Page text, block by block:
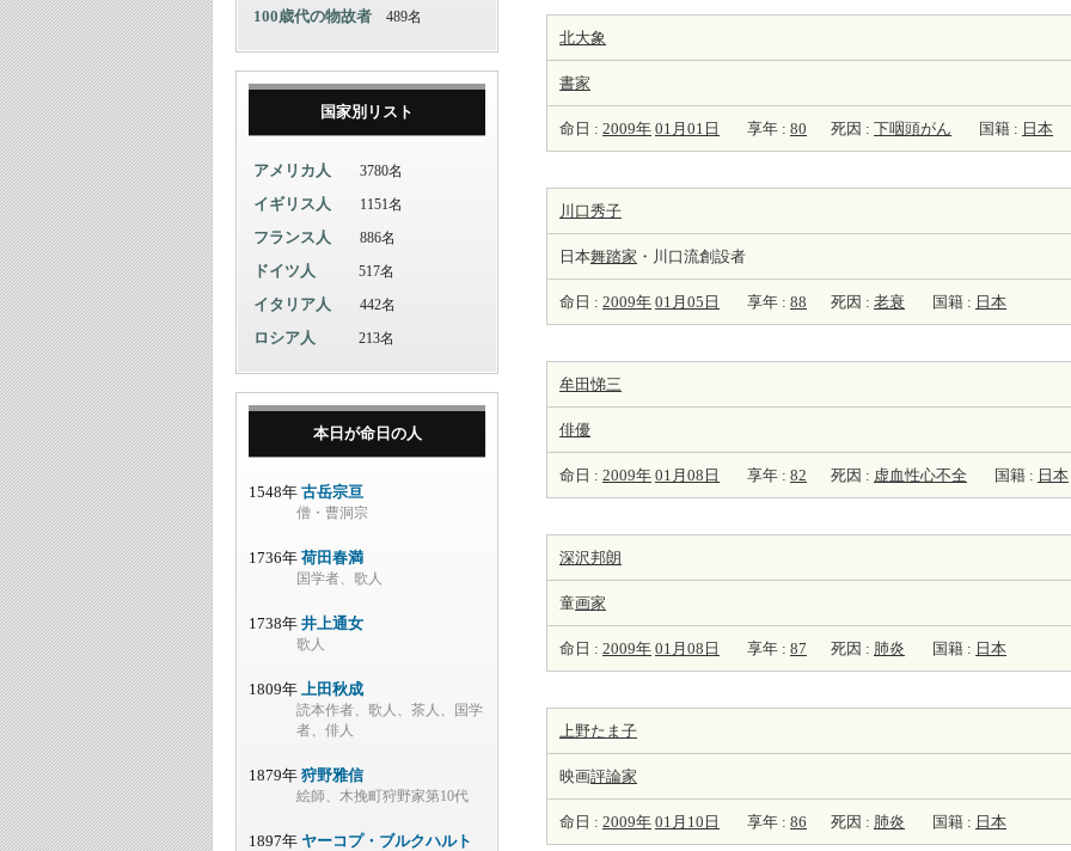
北大象
書家
命日 : 2009年 01月01日 享年 : 80 死因 : 下咽頭がん 国籍 : 日本
川口秀子
日本舞踏家 ・川口流創設者
命日 : 2009年 01月05日 享年 : 88 死因 : 老衰 国籍 : 日本
牟田悌三
俳優
命日 : 2009年 01月08日 享年 : 82 死因 : 虚血性心不全 国籍 : 日本
深沢邦朗
童画家
命日 : 2009年 01月08日 享年 : 87 死因 : 肺炎 国籍 : 日本
上野たま子
映画評論家
命日 : 2009年 01月10日 享年 : 86 死因 : 肺炎 国籍 : 日本
100歳代の物故者 489名
国家別リスト
アメリカ人 3780名
イギリス人 1151名
フランス人 886名
ドイツ人 517名
イタリア人 442名
ロシア人 213名
本日が命日の人
1548年 古岳宗亘
僧・曹洞宗
1736年 荷田春満
国学者、歌人
1738年 井上通女
歌人
1809年 上田秋成
読本作者、歌人、茶人、国学
者、俳人
1879年 狩野雅信
絵師、木挽町狩野家第10代
1897年 ヤーコプ・ブルクハルト